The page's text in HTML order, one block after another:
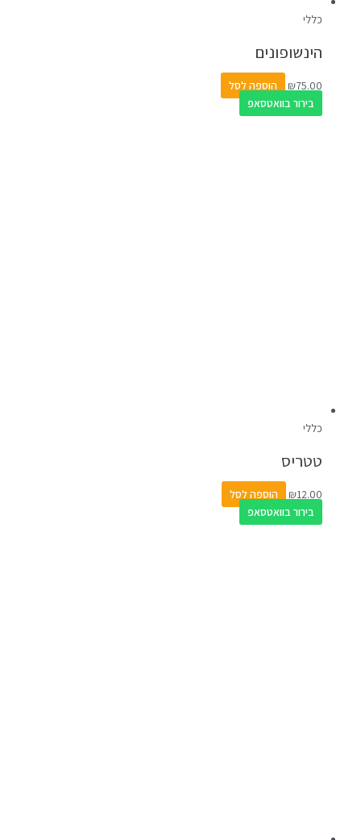
כללי
הינשופונים
₪75.00
הוספה לסל
בירור בוואטסאפ
כללי
טטריס
₪12.00
הוספה לסל
בירור בוואטסאפ